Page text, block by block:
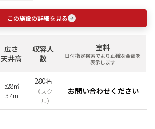
この施設の詳細を見る
広さ
天井高
収容人
数
室料
日付指定検索でより正確な金額を
表示します
528㎡
3.4m
280名
（スク
ール）
お問い合わせください